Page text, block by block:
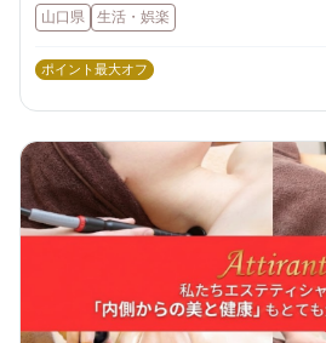
山口県 生活・娯楽
ポイント最大オフ